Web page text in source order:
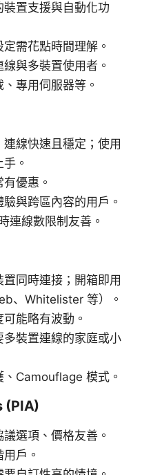
置支援與自動化功
需花點時間理解。
與多裝置使用者。
專用伺服器等。
線快速且穩定；使用
。
優惠。
與跨區內容的用戶。
連線數限制友善。
同時連接；開箱即用
、Whitelister 等）。
能略有波動。
裝置連線的家庭或小
Camouflage 模式。
(PIA)
選項、價格友善。
戶。